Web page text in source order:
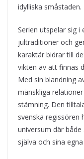
idylliska småstaden.
Serien utspelar sig
jultraditioner och
karaktär bidrar till
vikten av att finnas
Med sin blandning
mänskliga
stämning. Den
svenska
universum där
själva och sina